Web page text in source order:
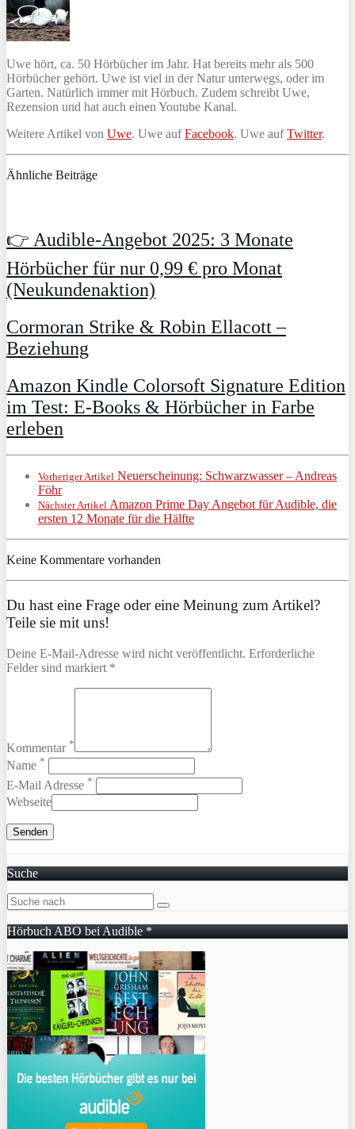
Uwe hört, ca. 50 Hörbücher im Jahr. Hat bereits mehr als 500
Hörbücher gehört. Uwe ist viel in der Natur unterwegs, oder im
Garten. Natürlich immer mit Hörbuch. Zudem schreibt Uwe,
Rezension und hat auch einen Youtube Kanal.
Weitere Artikel von Uwe. Uwe aufFacebook. Uwe aufTwitter.
Ähnliche Beiträge
👉 Audible-Angebot 2025: 3 Monate
Hörbücher für nur 0,99 € pro Monat
(Neukundenaktion)
Cormoran Strike & Robin Ellacott –
Beziehung
Amazon Kindle Colorsoft Signature Edition
im Test: E-Books & Hörbücher in Farbe
erleben
Vorheriger Artikel Neuerscheinung: Schwarzwasser – Andreas
Föhr
Nächster Artikel Amazon Prime Day Angebot für Audible, die
ersten 12 Monate für die Hälfte
Keine Kommentare vorhanden
Du hast eine Frage oder eine Meinung zum Artikel?
Teile sie mit uns!
Deine E-Mail-Adresse wird nicht veröffentlicht. Erforderliche
Felder sind markiert *
Kommentar *
Name *
E-Mail Adresse *
Webseite
Suche
Hörbuch ABO bei Audible *